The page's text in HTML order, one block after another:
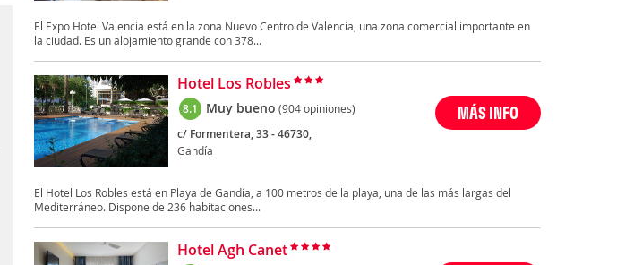
El Expo Hotel Valencia está en la zona Nuevo Centro de Valencia, una zona comercial importante en
la ciudad. Es un alojamiento grande con 378...
Hotel Los Robles
8.1 Muy bueno (904 opiniones)
c/ Formentera, 33 - 46730,
Gandía
MÁS INFO
El Hotel Los Robles está en Playa de Gandía, a 100 metros de la playa, una de las más largas del
Mediterráneo. Dispone de 236 habitaciones...
Hotel Agh Canet